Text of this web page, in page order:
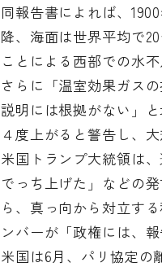
同報告書によれば、
降、海面は世界平均で
ことによる西部での水
さらに「温室効果ガス
説明には根拠がない」
４度上がると警告し、
米国トランプ大統領は
でっち上げた」などの
ら、真っ向から対立す
ンバーが「政権には、
米国は6月、パリ協定の